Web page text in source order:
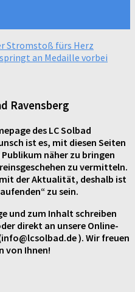
Stromstoß fürs Herz
an Medaille vorbei
Ravensberg
des LC Solbad
ist es, mit diesen Seiten
näher zu bringen
zu vermitteln.
der Aktualität, deshalb ist
zu sein.
und zum Inhalt schreiben
direkt an unsere Online-
). Wir freuen
von Ihnen!